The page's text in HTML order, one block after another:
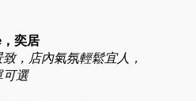
奕居
，店內氣氛輕鬆宜人，
可選